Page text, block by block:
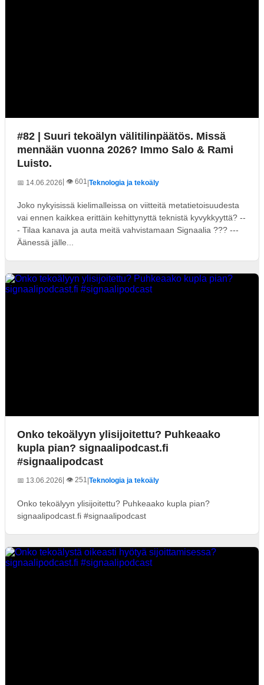
#82 | Suuri tekoälyn välitilinpäätös. Missä
mennään vuonna 2026? Immo Salo & Rami
Luisto.
📅 14.06.2026 | 👁️ 601|Teknologia ja tekoäly
Joko nykyisissä kielimalleissa on viitteitä metatietoisuudesta
vai ennen kaikkea erittäin kehittynyttä teknistä kyvykkyyttä? --
- Tilaa kanava ja auta meitä vahvistamaan Signaalia ??? ---
Äänessä jälle...
Onko tekoälyyn ylisijoitettu? Puhkeaako
kupla pian? signaalipodcast.fi
#signaalipodcast
📅 13.06.2026| 👁️ 251 Teknologia ja tekoäly
Onko tekoälyyn ylisijoitettu? Puhkeaako kupla pian?
signaalipodcast.fi #signaalipodcast